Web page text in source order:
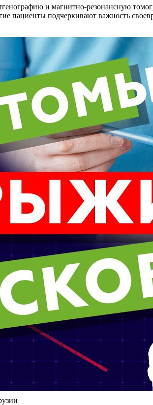
и магнитно-резонансную
пациенты подчеркивают важность